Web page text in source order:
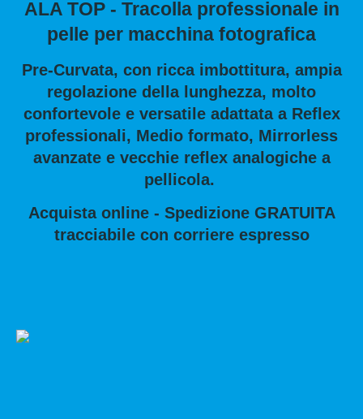
ALA TOP - Tracolla professionale in
pelle per macchina fotografica
Pre-Curvata, con ricca imbottitura, ampia
regolazione della lunghezza, molto
confortevole e versatile adattata a Reflex
professionali, Medio formato, Mirrorless
avanzate e vecchie reflex analogiche a
pellicola.
Acquista online - Spedizione GRATUITA
tracciabile con corriere espresso